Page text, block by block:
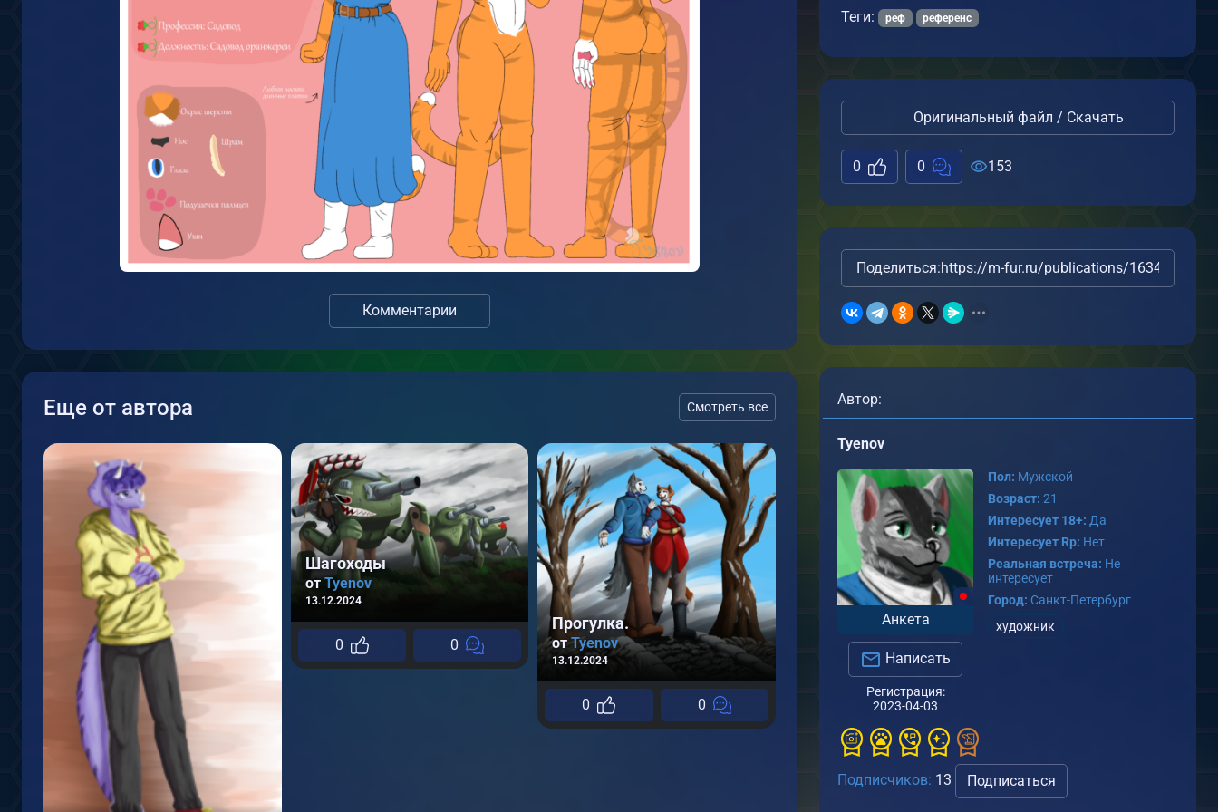
Комментарии
Еще от автора Смотреть все
Шагоходы
отTyenov
13.12.2024
0 0
Прогулка.
отTyenov
13.12.2024
0 0
Стрелковая практика
Tyenov
13.12.2024
0
Теги: реф референс
Оригинальный файл / Скачать
0 0 153
Поделиться:https://m-fur.ru/publications/16348/
Автор:
Tyenov
Анкета
Написать
Регистрация:
2023-04-03
Пол: Мужской
Возраст: 21
Интересует 18+: Да
Интересует Rp: Нет
Реальная встреча: Не
интересует
Город: Санкт-Петербург
художник
Подписчиков: 13 Подписаться